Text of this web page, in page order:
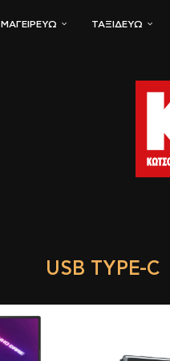
ΜΑΓΕΙΡΕΎΩ ΤΑΞΙΔΕΎΩ
USB TYPE-C